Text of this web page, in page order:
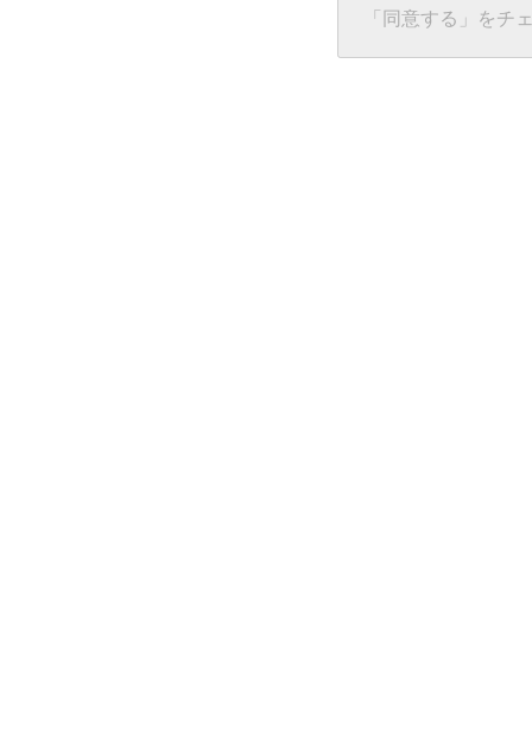
グローバルIPアドレス
接続ホスト情報
５．個人情報に関す
「同意する」をチ